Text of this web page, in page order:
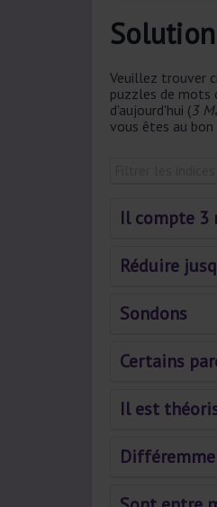
Veuillez trouver
puzzles de mots
d'aujourd'hui ( 3
vous êtes au bon
Il compte 3
Réduire
Sondons
Certains
Il est